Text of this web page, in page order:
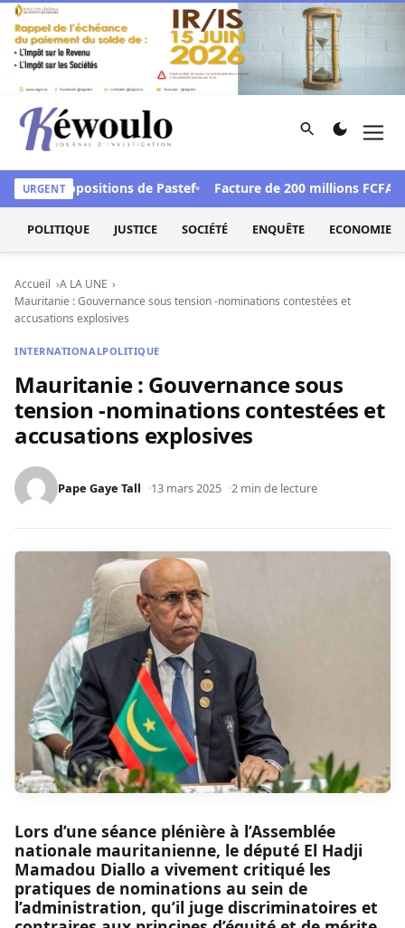
Aller au contenu
Kéwoulo, le premier site d'information et d'investigation
Rechercher
URGENT
propositions de Pastef Facture de 200 millions FCFA au
POLITIQUE JUSTICE SOCIÉTÉ ENQUÊTE ECONOMIE
Accueil
A LA UNE
Mauritanie : Gouvernance sous tension -nominations contestées et
accusations explosives
INTERNATIONALPOLITIQUE
Mauritanie : Gouvernance sous
tension -nominations contestées et
accusations explosives
Pape Gaye Tall 13 mars 2025 2 min de lecture
Lors d’une séance plénière à l’Assemblée
nationale mauritanienne, le député El Hadji
Mamadou Diallo a vivement critiqué les
pratiques de nominations au sein de
l’administration, qu’il juge discriminatoires et